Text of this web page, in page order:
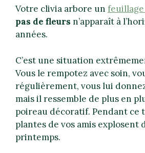
Votre clivia arbore un
pas de fleurs n’apparaît à
années.
C’est une situation
Vous le rempotez avec soin,
régulièrement, vous lui
mais il ressemble de plus en
poireau décoratif. Pendant ce
plantes de vos amis explosent
printemps.